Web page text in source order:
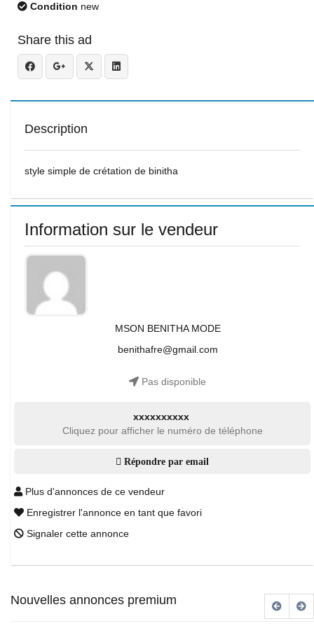
Condition new
Share this ad
Description
style simple de crétation de binitha
Information sur le vendeur
MSON BENITHA MODE
benithafre@gmail.com
Pas disponible
xxxxxxxxxx
Cliquez pour afficher le numéro de téléphone
Répondre par email
Plus d'annonces de ce vendeur
Enregistrer l'annonce en tant que favori
Signaler cette annonce
Nouvelles annonces premium